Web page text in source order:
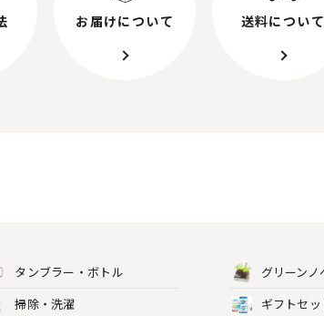
お届けについて 送料について
タンブラー・ボトル グリーンノ
掃除・洗濯
ギフトセッ